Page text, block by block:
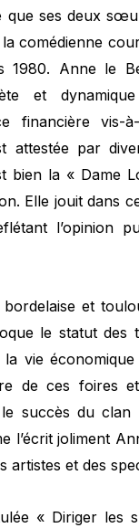
que ses deux
comédienne
1980. Anne le
et
financière
attestée par
bien la « Dame
Elle jouit dans
l’opinion
et
le statut des
vie
de ces foires et
succès du
l’écrit joliment
artistes et des
« Diriger les